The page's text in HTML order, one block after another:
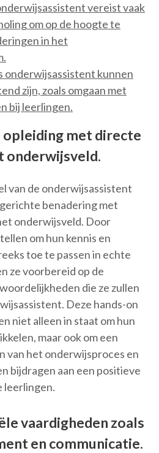
vereist vaak
om op de hoogte te
in het
onderwijsassistent kunnen
zijn, zoals omgaan met
bij leerlingen.
met directe
onderwijsveld.
van de onderwijsassistent
benadering met
onderwijsveld. Door
om hun kennis en
toe te passen in echte
ze voorbereid op de
die ze zullen
Deze hands-on
niet alleen in staat om hun
maar ook om een
van het onderwijsproces en
bijdragen aan een positieve
leerlingen.
vaardigheden zoals
en communicatie.